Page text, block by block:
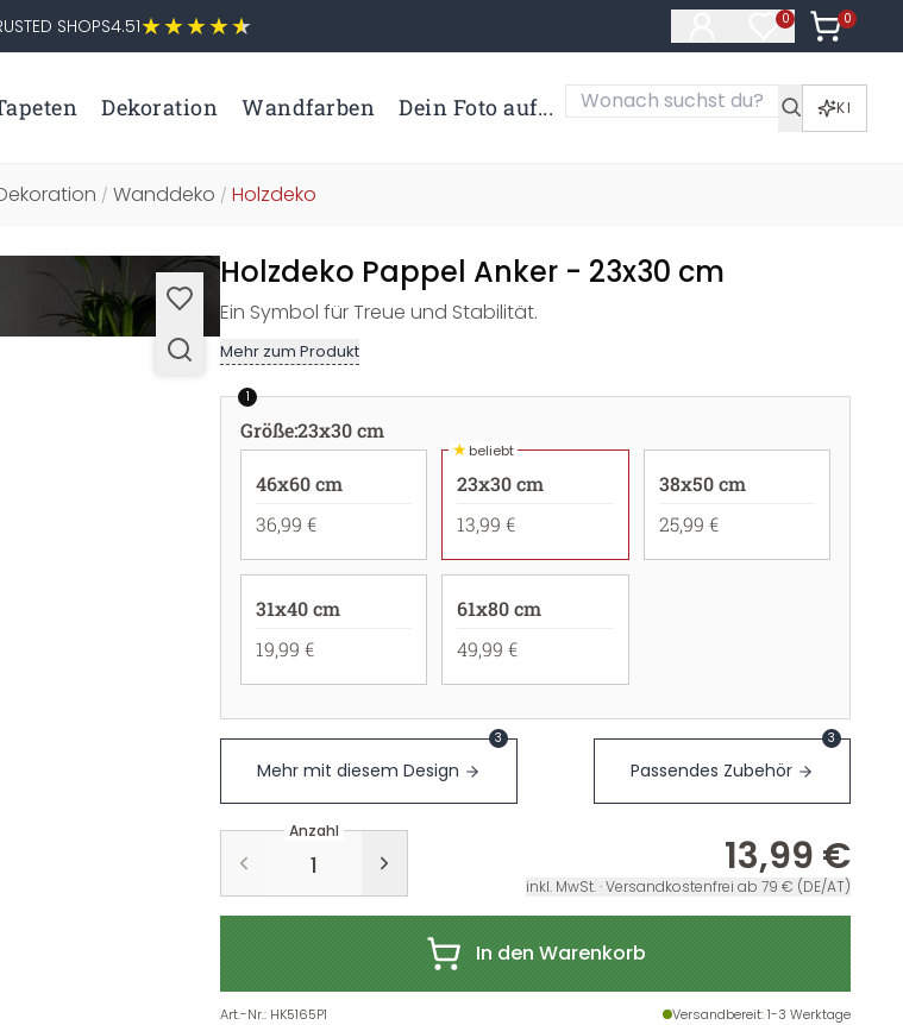
SHOPS4.51 0
Artikel im
0
Artikel
Dekoration Wandfarben Dein Foto auf... KI
/ Wanddeko / Holzdeko
Holzdeko Pappel Anker - 23x30 cm
Ein Symbol für Treue und Stabilität.
Mehr zum Produkt
1
Größe:23x30 cm
46x60 cm
36,99 €
★beliebt
23x30 cm
13,99 €
38x50 cm
25,99 €
31x40 cm
19,99 €
61x80 cm
49,99 €
Mehr mit diesem Design
3
Passendes Zubehör
3
Anzahl
13,99 €
inkl. MwSt. · Versandkostenfrei ab 79 € (DE/AT)
In den Warenkorb
Art.-Nr.: HK5165P1 Versandbereit: 1-3 Werktage